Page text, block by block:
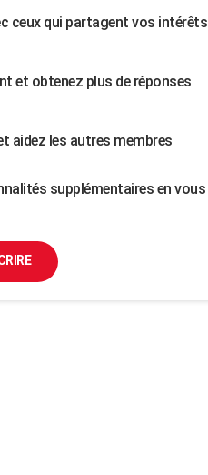
ceux qui partagent vos intérêts
et obtenez plus de réponses
aidez les autres membres
supplémentaires en vous